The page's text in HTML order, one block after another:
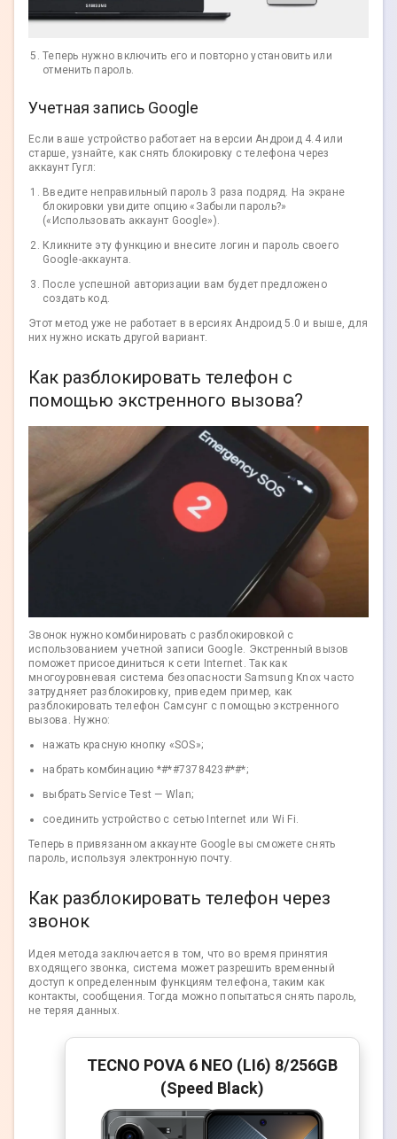
Теперь нужно включить его и повторно установить или
отменить пароль.
Учетная запись Google
Если ваше устройство работает на версии Андроид 4.4 или
старше, узнайте, как снять блокировку с телефона через
аккаунт Гугл:
Введите неправильный пароль 3 раза подряд. На экране
блокировки увидите опцию «Забыли пароль?»
(«Использовать аккаунт Google»).
Кликните эту функцию и внесите логин и пароль своего
Google-аккаунта.
После успешной авторизации вам будет предложено
создать код.
Этот метод уже не работает в версиях Андроид 5.0 и выше, для
них нужно искать другой вариант.
Как разблокировать телефон с
помощью экстренного вызова?
Звонок нужно комбинировать с разблокировкой с
использованием учетной записи Google. Экстренный вызов
поможет присоединиться к сети Internet. Так как
многоуровневая система безопасности Samsung Knox часто
затрудняет разблокировку, приведем пример, как
разблокировать телефон Самсунг с помощью экстренного
вызова. Нужно:
нажать красную кнопку «SOS»;
набрать комбинацию *#*#7378423#*#*;
выбрать Service Test — Wlan;
соединить устройство с сетью Internet или Wi Fi.
Теперь в привязанном аккаунте Google вы сможете снять
пароль, используя электронную почту.
Как разблокировать телефон через
звонок
Идея метода заключается в том, что во время принятия
входящего звонка, система может разрешить временный
доступ к определенным функциям телефона, таким как
контакты, сообщения. Тогда можно попытаться снять пароль,
не теряя данных.
TECNO POVA 6 NEO (LI6) 8/256GB
(Speed Black)